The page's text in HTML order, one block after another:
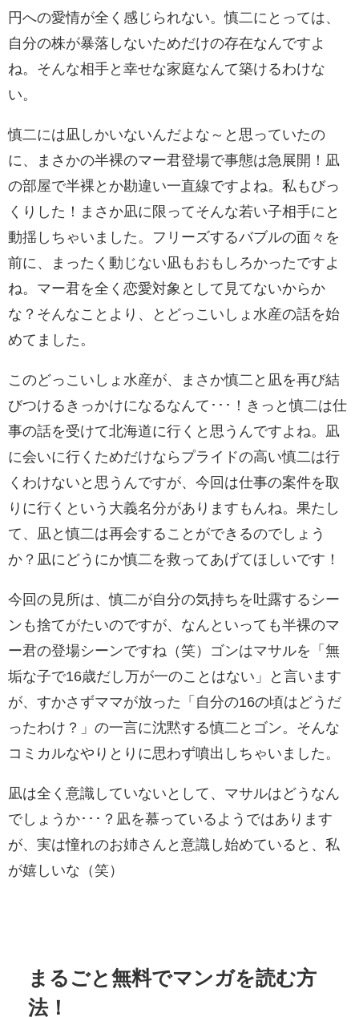
円への愛情が全く感じられない。慎二にとっては、
自分の株が暴落しないためだけの存在なんですよ
ね。そんな相手と幸せな家庭なんて築けるわけな
い。
慎二には凪しかいないんだよな～と思っていたの
に、まさかの半裸のマー君登場で事態は急展開！凪
の部屋で半裸とか勘違い一直線ですよね。私もびっ
くりした！まさか凪に限ってそんな若い子相手にと
動揺しちゃいました。フリーズするバブルの面々を
前に、まったく動じない凪もおもしろかったですよ
ね。マー君を全く恋愛対象として見てないからか
な？そんなことより、とどっこいしょ水産の話を始
めてました。
このどっこいしょ水産が、まさか慎二と凪を再び結
びつけるきっかけになるなんて･･･！きっと慎二は仕
事の話を受けて北海道に行くと思うんですよね。凪
に会いに行くためだけならプライドの高い慎二は行
くわけないと思うんですが、今回は仕事の案件を取
りに行くという大義名分がありますもんね。果たし
て、凪と慎二は再会することができるのでしょう
か？凪にどうにか慎二を救ってあげてほしいです！
今回の見所は、慎二が自分の気持ちを吐露するシー
ンも捨てがたいのですが、なんといっても半裸のマ
ー君の登場シーンですね（笑）ゴンはマサルを「無
垢な子で16歳だし万が一のことはない」と言います
が、すかさずママが放った「自分の16の頃はどうだ
ったわけ？」の一言に沈黙する慎二とゴン。そんな
コミカルなやりとりに思わず噴出しちゃいました。
凪は全く意識していないとして、マサルはどうなん
でしょうか･･･？凪を慕っているようではあります
が、実は憧れのお姉さんと意識し始めていると、私
が嬉しいな（笑）
まるごと無料でマンガを読む方
法！